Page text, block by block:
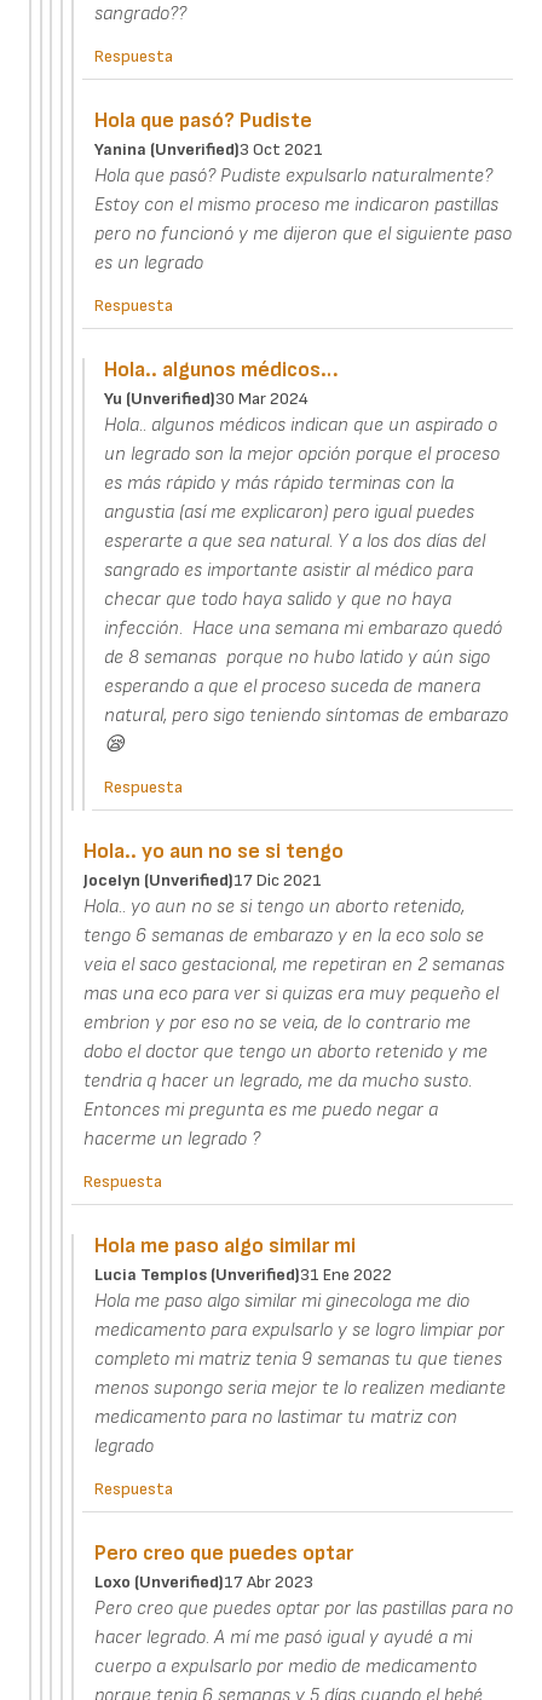
sangrado??
Respuesta
Hola que pasó? Pudiste
Yanina (unverified)3 Oct 2021
Hola que pasó? Pudiste expulsarlo naturalmente?
Estoy con el mismo proceso me indicaron pastillas
pero no funcionó y me dijeron que el siguiente paso
es un legrado
Respuesta
Hola.. algunos médicos…
Yu (unverified)30 Mar 2024
Hola.. algunos médicos indican que un aspirado o
un legrado son la mejor opción porque el proceso
es más rápido y más rápido terminas con la
angustia (así me explicaron) pero igual puedes
esperarte a que sea natural. Y a los dos días del
sangrado es importante asistir al médico para
checar que todo haya salido y que no haya
infección. Hace una semana mi embarazo quedó
de 8 semanas porque no hubo latido y aún sigo
esperando a que el proceso suceda de manera
natural, pero sigo teniendo síntomas de embarazo
😪
Respuesta
Hola.. yo aun no se si tengo
Jocelyn (unverified)17 Dic 2021
Hola.. yo aun no se si tengo un aborto retenido,
tengo 6 semanas de embarazo y en la eco solo se
veia el saco gestacional, me repetiran en 2 semanas
mas una eco para ver si quizas era muy pequeño el
embrion y por eso no se veia, de lo contrario me
dobo el doctor que tengo un aborto retenido y me
tendria q hacer un legrado, me da mucho susto.
Entonces mi pregunta es me puedo negar a
hacerme un legrado ?
Respuesta
Hola me paso algo similar mi
Lucia Templos (unverified)31 Ene 2022
Hola me paso algo similar mi ginecologa me dio
medicamento para expulsarlo y se logro limpiar por
completo mi matriz tenia 9 semanas tu que tienes
menos supongo seria mejor te lo realizen mediante
medicamento para no lastimar tu matriz con
legrado
Respuesta
Pero creo que puedes optar
Loxo (unverified)17 Abr 2023
Pero creo que puedes optar por las pastillas para no
hacer legrado. A mí me pasó igual y ayudé a mi
cuerpo a expulsarlo por medio de medicamento